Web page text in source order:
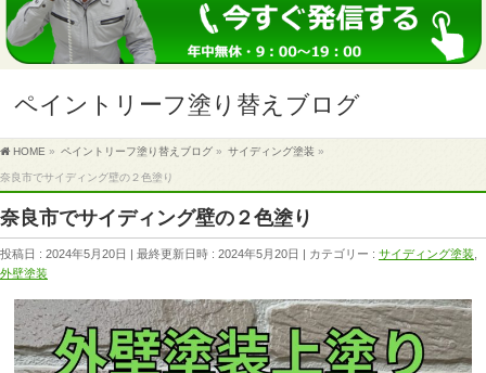
ペイントリーフ塗り替えブログ
HOME » ペイントリーフ塗り替えブログ » サイディング塗装 »
奈良市でサイディング壁の２色塗り
奈良市でサイディング壁の２色塗り
投稿日 : 2024年5月20日 最終更新日時 : 2024年5月20日 カテゴリー : サイディング塗装
外壁塗装